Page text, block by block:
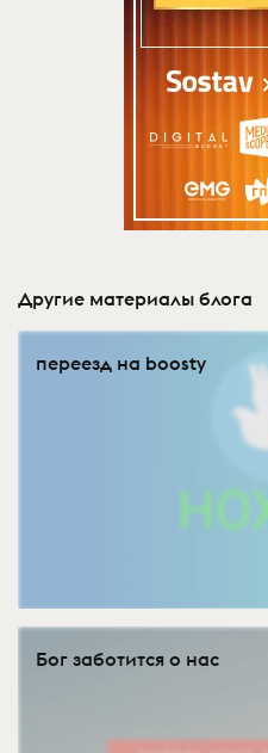
Другие материалы блога
переезд на boosty
Бог заботится о нас